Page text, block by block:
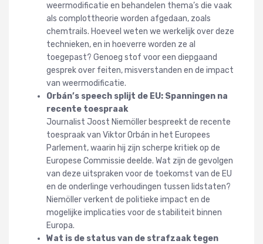
weermodificatie en behandelen thema’s die vaak
als complottheorie worden afgedaan, zoals
chemtrails. Hoeveel weten we werkelijk over deze
technieken, en in hoeverre worden ze al
toegepast? Genoeg stof voor een diepgaand
gesprek over feiten, misverstanden en de impact
van weermodificatie.
Orbán’s speech splijt de EU: Spanningen na
recente toespraak
Journalist Joost Niemöller bespreekt de recente
toespraak van Viktor Orbán in het Europees
Parlement, waarin hij zijn scherpe kritiek op de
Europese Commissie deelde. Wat zijn de gevolgen
van deze uitspraken voor de toekomst van de EU
en de onderlinge verhoudingen tussen lidstaten?
Niemöller verkent de politieke impact en de
mogelijke implicaties voor de stabiliteit binnen
Europa.
Wat is de status van de strafzaak tegen